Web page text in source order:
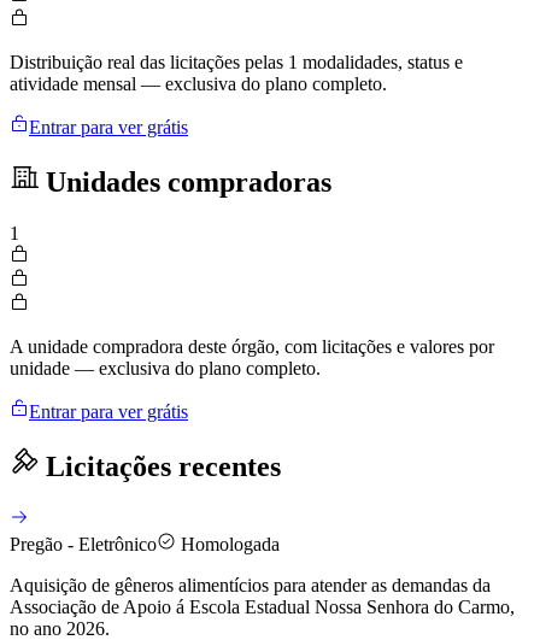
Distribuição real das licitações pelas 1 modalidades, status e
atividade mensal — exclusiva do plano completo.
Entrar para ver grátis
Unidades compradoras
1
A unidade compradora deste órgão, com licitações e valores por
unidade — exclusiva do plano completo.
Entrar para ver grátis
Licitações recentes
Pregão - Eletrônico
Homologada
Aquisição de gêneros alimentícios para atender as demandas da
Associação de Apoio á Escola Estadual Nossa Senhora do Carmo,
no ano 2026.